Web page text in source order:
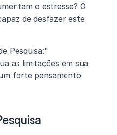
o estresse? O
de desfazer este
Pesquisa:"
as limitações em sua
forte pensamento